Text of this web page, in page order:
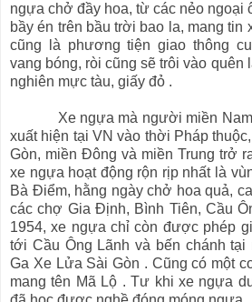
ngựa chở đầy hoa, từ các nẻo ngoại
bầy én trên bầu trời bao la, mang tin
cũng là phương tiện giao thông
vang bóng, ròi cũng sẽ trôi vào quên
nghiên mực tàu, giấy đỏ .
Xe ngựa mà người miền Nam
xuất hiện tại VN vào thời Pháp
Gòn, miền Đông và miền Trung trở
xe ngựa hoạt động rộn rịp nhất là
Bà Điểm, hằng ngày chở hoa quả,
các chợ Gia Định, Bình Tiên, Cầu
1954, xe ngựa chỉ còn được phép
tới Cầu Ông Lãnh và bến chánh tại
Ga Xe Lửa Sài Gòn . Cũng có một
mang tên Mã Lộ . Tư khi xe ngựa